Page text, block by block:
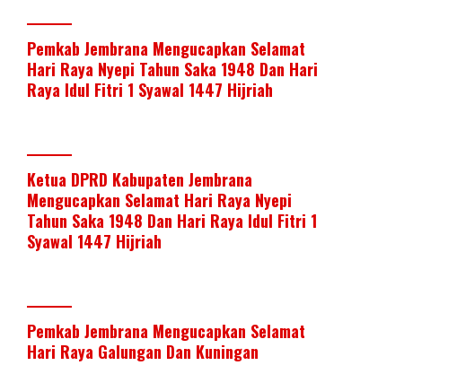
Pemkab Jembrana Mengucapkan Selamat
Hari Raya Nyepi Tahun Saka 1948 Dan Hari
Raya Idul Fitri 1 Syawal 1447 Hijriah
Ketua DPRD Kabupaten Jembrana
Mengucapkan Selamat Hari Raya Nyepi
Tahun Saka 1948 Dan Hari Raya Idul Fitri 1
Syawal 1447 Hijriah
Pemkab Jembrana Mengucapkan Selamat
Hari Raya Galungan Dan Kuningan